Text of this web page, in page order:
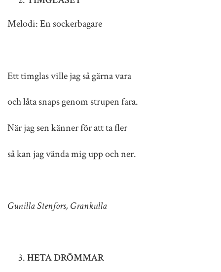
Melodi: En sockerbagare
Ett timglas ville jag så gärna vara
och låta snaps genom strupen fara.
När jag sen känner för att ta fler
så kan jag vända mig upp och ner.
Gunilla Stenfors, Grankulla
HETA DRÖMMAR